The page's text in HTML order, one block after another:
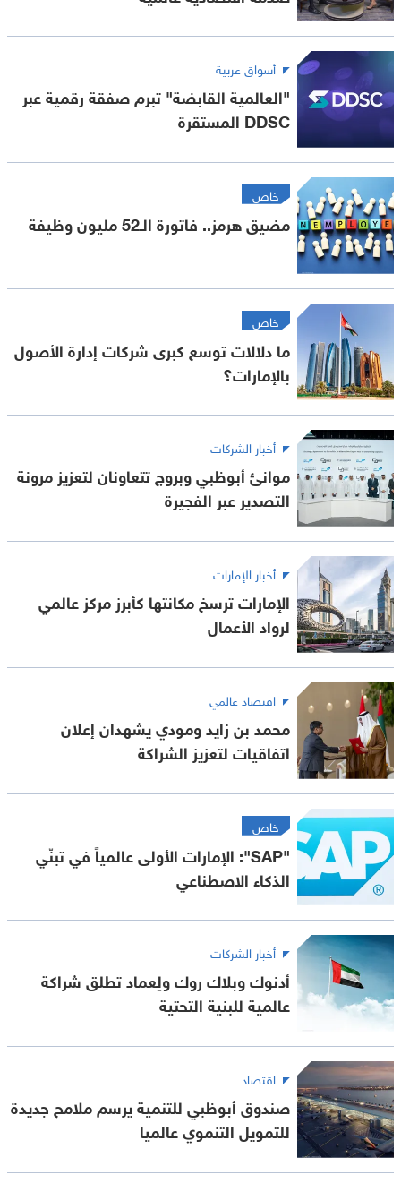
أسواق عربية
"العالمية القابضة" تبرم صفقة رقمية عبر
DDSC المستقرة
خاص
مضيق هرمز.. فاتورة الـ52 مليون وظيفة
خاص
ما دلالات توسع كبرى شركات إدارة الأصول
بالإمارات؟
أخبار الشركات
موانئ أبوظبي وبروج تتعاونان لتعزيز مرونة
التصدير عبر الفجيرة
أخبار الإمارات
الإمارات ترسخ مكانتها كأبرز مركز عالمي
لرواد الأعمال
اقتصاد عالمي
محمد بن زايد ومودي يشهدان إعلان
اتفاقيات لتعزيز الشراكة
خاص
"SAP": الإمارات الأولى عالمياً في تبنّي
الذكاء الاصطناعي
أخبار الشركات
أدنوك وبلاك روك ولِعماد تطلق شراكة
عالمية للبنية التحتية
اقتصاد
صندوق أبوظبي للتنمية يرسم ملامح جديدة
للتمويل التنموي عالميا